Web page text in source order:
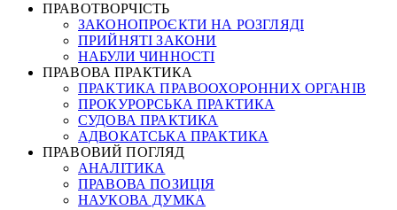
ПРАВОТВОРЧІСТЬ
ЗАКОНОПРОЄКТИ НА РОЗГЛЯДІ
ПРИЙНЯТІ ЗАКОНИ
НАБУЛИ ЧИННОСТІ
ПРАВОВА ПРАКТИКА
ПРАКТИКА ПРАВООХОРОННИХ ОРГАНІВ
ПРОКУРОРСЬКА ПРАКТИКА
СУДОВА ПРАКТИКА
АДВОКАТСЬКА ПРАКТИКА
ПРАВОВИЙ ПОГЛЯД
АНАЛІТИКА
ПРАВОВА ПОЗИЦІЯ
НАУКОВА ДУМКА